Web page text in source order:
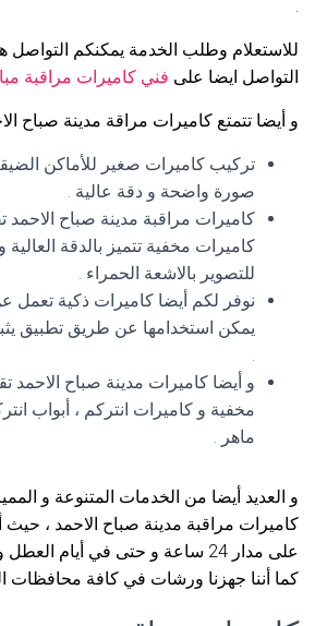
.
للاستعلام وطلب الخدمة يمكنكم التواصل
التواصل ايضا على فني كاميرات مراقبة
و أيضا تتمتع كاميرات مراقة مدينة صباح
تركيب كاميرات صغير للأماكن
صورة واضحة و دقة عالية .
كاميرات مراقبة مدينة صباح الاحمد
للتصوير بالاشعة الحمراء .
نوفر لكم أيضا كاميرات ذكية تعمل
يمكن استخدامها عن طريق تطبيق
.
و أيضا كاميرات مدينة صباح الاحمد
مخفية و كاميرات انتركم ، أبواب
ماهر .
و العديد أيضا من الخدمات المتنوعة و
كاميرات مراقبة مدينة صباح الاحمد ، حيث
على مدار 24 ساعة و حتى في أيام
كما أننا جهزنا ورشات في كافة محافظات